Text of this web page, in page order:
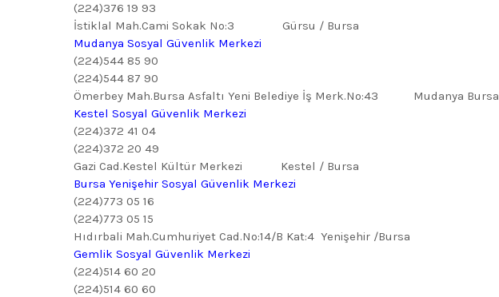
(224)376 19 93
İstiklal Mah.Cami Sokak No:3 Gürsu / Bursa
Mudanya Sosyal Güvenlik Merkezi
(224)544 85 90
(224)544 87 90
Ömerbey Mah.Bursa Asfaltı Yeni Belediye İş Merk.No:43 Mudanya Bursa
Kestel Sosyal Güvenlik Merkezi
(224)372 41 04
(224)372 20 49
Gazi Cad.Kestel Kültür Merkezi Kestel / Bursa
Bursa Yenişehir Sosyal Güvenlik Merkezi
(224)773 05 16
(224)773 05 15
Hıdırbali Mah.Cumhuriyet Cad.No:14/B Kat:4 Yenişehir /Bursa
Gemlik Sosyal Güvenlik Merkezi
(224)514 60 20
(224)514 60 60